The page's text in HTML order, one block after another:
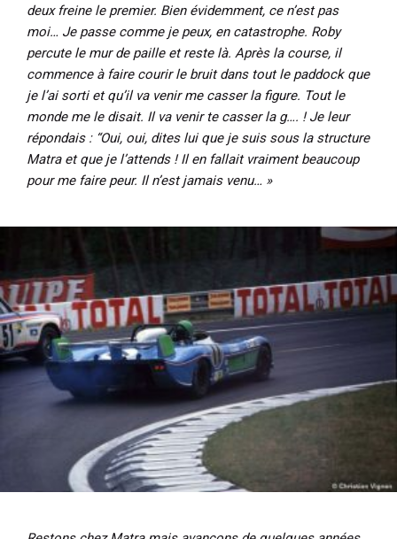
deux freine le premier. Bien évidemment, ce n’est pas
moi… Je passe comme je peux, en catastrophe. Roby
percute le mur de paille et reste là. Après la course, il
commence à faire courir le bruit dans tout le paddock que
je l’ai sorti et qu’il va venir me casser la figure. Tout le
monde me le disait. Il va venir te casser la g…. ! Je leur
répondais : “Oui, oui, dites lui que je suis sous la structure
Matra et que je l’attends ! Il en fallait vraiment beaucoup
pour me faire peur. Il n’est jamais venu… »